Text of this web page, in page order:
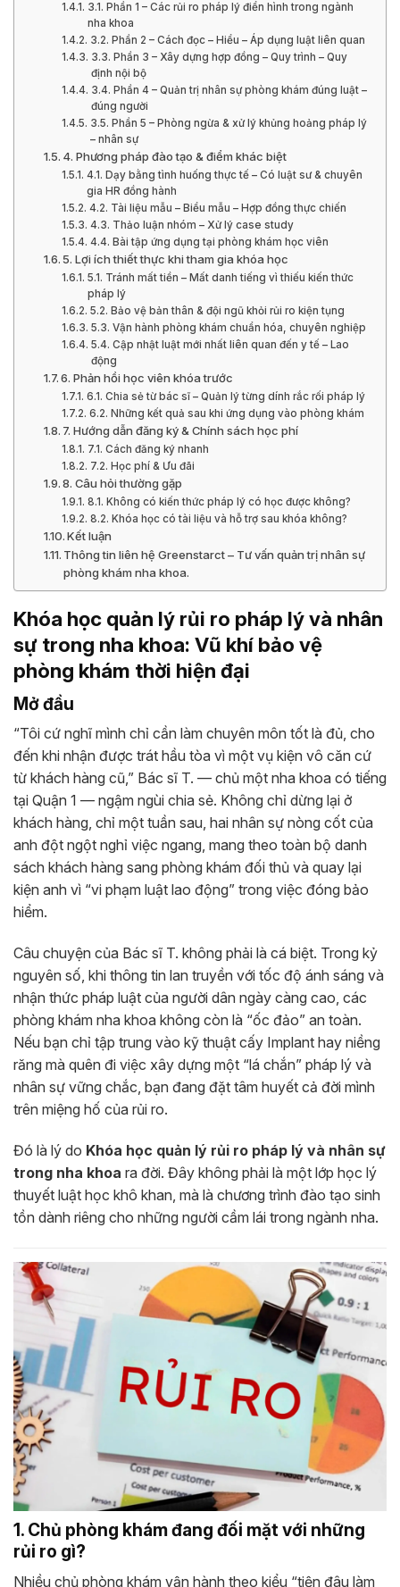
3.1. Phần 1 – Các rủi ro pháp lý điển hình trong ngành
nha khoa
3.2. Phần 2 – Cách đọc – Hiểu – Áp dụng luật liên quan
3.3. Phần 3 – Xây dựng hợp đồng – Quy trình – Quy
định nội bộ
3.4. Phần 4 – Quản trị nhân sự phòng khám đúng luật –
đúng người
3.5. Phần 5 – Phòng ngừa & xử lý khủng hoảng pháp lý
– nhân sự
4. Phương pháp đào tạo & điểm khác biệt
4.1. Dạy bằng tình huống thực tế – Có luật sư & chuyên
gia HR đồng hành
4.2. Tài liệu mẫu – Biểu mẫu – Hợp đồng thực chiến
4.3. Thảo luận nhóm – Xử lý case study
4.4. Bài tập ứng dụng tại phòng khám học viên
5. Lợi ích thiết thực khi tham gia khóa học
5.1. Tránh mất tiền – Mất danh tiếng vì thiếu kiến thức
pháp lý
5.2. Bảo vệ bản thân & đội ngũ khỏi rủi ro kiện tụng
5.3. Vận hành phòng khám chuẩn hóa, chuyên nghiệp
5.4. Cập nhật luật mới nhất liên quan đến y tế – Lao
động
6. Phản hồi học viên khóa trước
6.1. Chia sẻ từ bác sĩ – Quản lý từng dính rắc rối pháp lý
6.2. Những kết quả sau khi ứng dụng vào phòng khám
7. Hướng dẫn đăng ký & Chính sách học phí
7.1. Cách đăng ký nhanh
7.2. Học phí & Ưu đãi
8. Câu hỏi thường gặp
8.1. Không có kiến thức pháp lý có học được không?
8.2. Khóa học có tài liệu và hỗ trợ sau khóa không?
Kết luận
Thông tin liên hệ Greenstarct – Tư vấn quản trị nhân sự
phòng khám nha khoa.
Khóa học quản lý rủi ro pháp lý và nhân
sự trong nha khoa: Vũ khí bảo vệ
phòng khám thời hiện đại
Mở đầu
“Tôi cứ nghĩ mình chỉ cần làm chuyên môn tốt là đủ, cho
đến khi nhận được trát hầu tòa vì một vụ kiện vô căn cứ
từ khách hàng cũ,” Bác sĩ T. — chủ một nha khoa có tiếng
tại Quận 1 — ngậm ngùi chia sẻ. Không chỉ dừng lại ở
khách hàng, chỉ một tuần sau, hai nhân sự nòng cốt của
anh đột ngột nghỉ việc ngang, mang theo toàn bộ danh
sách khách hàng sang phòng khám đối thủ và quay lại
kiện anh vì “vi phạm luật lao động” trong việc đóng bảo
hiểm.
Câu chuyện của Bác sĩ T. không phải là cá biệt. Trong kỷ
nguyên số, khi thông tin lan truyền với tốc độ ánh sáng và
nhận thức pháp luật của người dân ngày càng cao, các
phòng khám nha khoa không còn là “ốc đảo” an toàn.
Nếu bạn chỉ tập trung vào kỹ thuật cấy Implant hay niềng
răng mà quên đi việc xây dựng một “lá chắn” pháp lý và
nhân sự vững chắc, bạn đang đặt tâm huyết cả đời mình
trên miệng hố của rủi ro.
Đó là lý do Khóa học quản lý rủi ro pháp lý và nhân sự
trong nha khoa ra đời. Đây không phải là một lớp học lý
thuyết luật học khô khan, mà là chương trình đào tạo sinh
tồn dành riêng cho những người cầm lái trong ngành nha.
1. Chủ phòng khám đang đối mặt với những
rủi ro gì?
Nhiều chủ phòng khám vận hành theo kiểu “tiện đâu làm